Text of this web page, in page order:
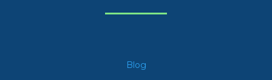
Blog